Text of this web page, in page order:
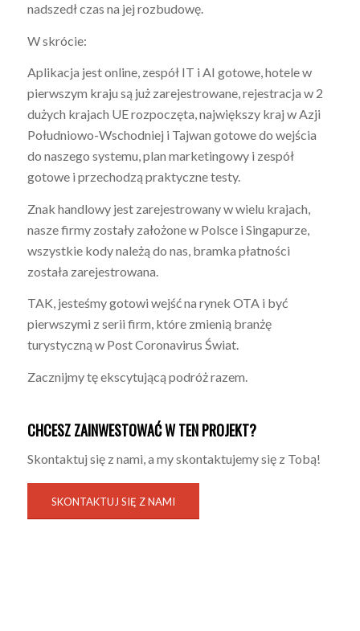
nadszedł czas na jej rozbudowę.
W skrócie:
Aplikacja jest online, zespół IT i AI gotowe, hotele w
pierwszym kraju są już zarejestrowane, rejestracja w 2
dużych krajach UE rozpoczęta, największy kraj w Azji
Południowo-Wschodniej i Tajwan gotowe do wejścia
do naszego systemu, plan marketingowy i zespół
gotowe i przechodzą praktyczne testy.
Znak handlowy jest zarejestrowany w wielu krajach,
nasze firmy zostały założone w Polsce i Singapurze,
wszystkie kody należą do nas, bramka płatności
została zarejestrowana.
TAK, jesteśmy gotowi wejść na rynek OTA i być
pierwszymi z serii firm, które zmienią branżę
turystyczną w Post Coronavirus Świat.
Zacznijmy tę ekscytującą podróż razem.
CHCESZ ZAINWESTOWAĆ W TEN PROJEKT?
Skontaktuj się z nami, a my skontaktujemy się z Tobą!
SKONTAKTUJ SIĘ Z NAMI